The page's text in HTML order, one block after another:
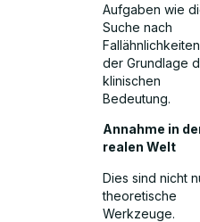
Aufgaben wie
Suche nach
der Grundlage
klinischen
Bedeutung.
Annahme in
realen Welt
Dies sind nicht
theoretische
Werkzeuge.